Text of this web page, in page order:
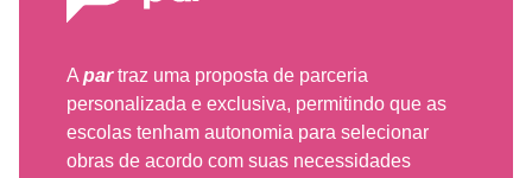
A partraz uma proposta de parceria
personalizada e exclusiva, permitindo que as
escolas tenham autonomia para selecionar
obras de acordo com suas necessidades